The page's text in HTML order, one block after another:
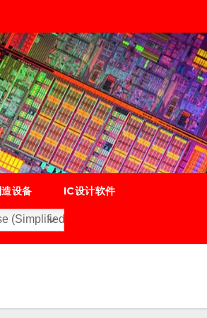
设备 IC设计软件
(Simplified)